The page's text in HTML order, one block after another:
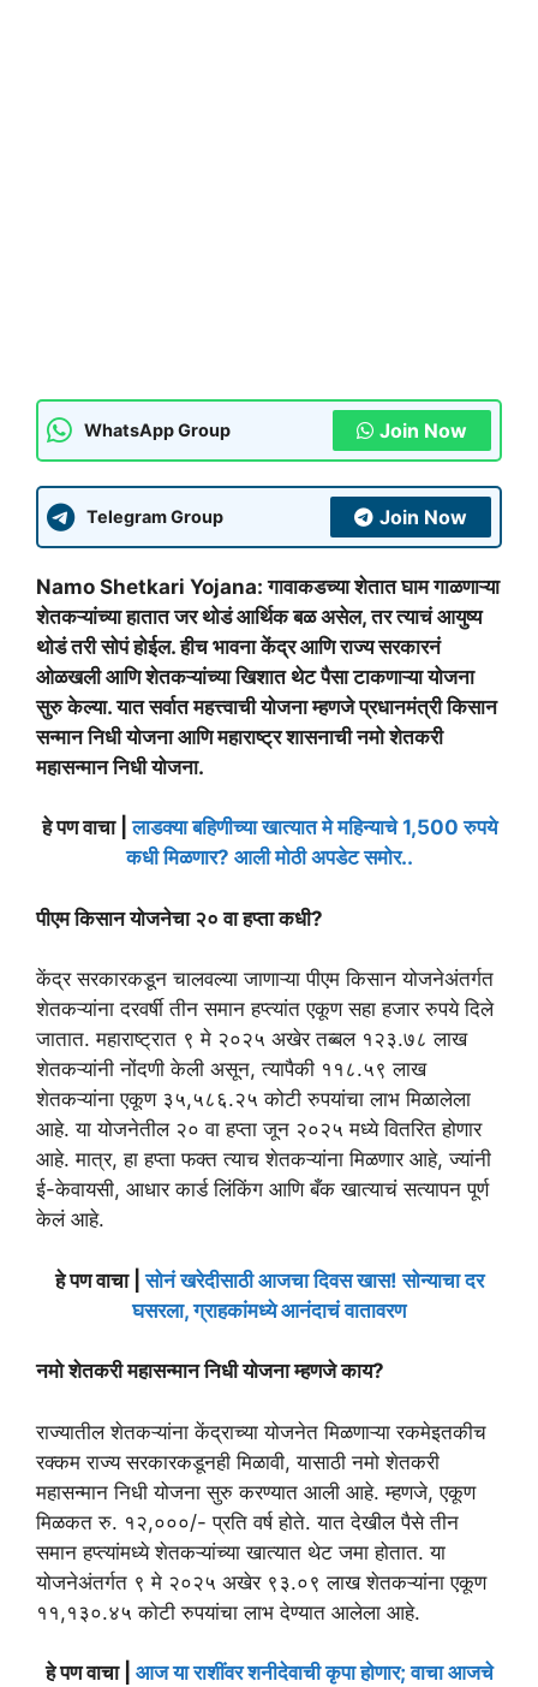
WhatsApp Group Join Now
Telegram Group Join Now
Namo Shetkari Yojana: गावाकडच्या शेतात घाम गाळणाऱ्या
शेतकऱ्यांच्या हातात जर थोडं आर्थिक बळ असेल, तर त्याचं आयुष्य
थोडं तरी सोपं होईल. हीच भावना केंद्र आणि राज्य सरकारनं
ओळखली आणि शेतकऱ्यांच्या खिशात थेट पैसा टाकणाऱ्या योजना
सुरु केल्या. यात सर्वात महत्त्वाची योजना म्हणजे प्रधानमंत्री किसान
सन्मान निधी योजना आणि महाराष्ट्र शासनाची नमो शेतकरी
महासन्मान निधी योजना.
हे पण वाचा |लाडक्या बहिणीच्या खात्यात मे महिन्याचे 1,500 रुपये
कधी मिळणार? आली मोठी अपडेट समोर..
पीएम किसान योजनेचा २० वा हप्ता कधी?
केंद्र सरकारकडून चालवल्या जाणाऱ्या पीएम किसान योजनेअंतर्गत
शेतकऱ्यांना दरवर्षी तीन समान हप्त्यांत एकूण सहा हजार रुपये दिले
जातात. महाराष्ट्रात ९ मे २०२५ अखेर तब्बल १२३.७८ लाख
शेतकऱ्यांनी नोंदणी केली असून, त्यापैकी ११८.५९ लाख
शेतकऱ्यांना एकूण ३५,५८६.२५ कोटी रुपयांचा लाभ मिळालेला
आहे. या योजनेतील २० वा हप्ता जून २०२५ मध्ये वितरित होणार
आहे. मात्र, हा हप्ता फक्त त्याच शेतकऱ्यांना मिळणार आहे, ज्यांनी
ई-केवायसी, आधार कार्ड लिंकिंग आणि बँक खात्याचं सत्यापन पूर्ण
केलं आहे.
हे पण वाचा |सोनं खरेदीसाठी आजचा दिवस खास! सोन्याचा दर
घसरला, ग्राहकांमध्ये आनंदाचं वातावरण
नमो शेतकरी महासन्मान निधी योजना म्हणजे काय?
राज्यातील शेतकऱ्यांना केंद्राच्या योजनेत मिळणाऱ्या रकमेइतकीच
रक्कम राज्य सरकारकडूनही मिळावी, यासाठी नमो शेतकरी
महासन्मान निधी योजना सुरु करण्यात आली आहे. म्हणजे, एकूण
मिळकत रु. १२,०००/- प्रति वर्ष होते. यात देखील पैसे तीन
समान हप्त्यांमध्ये शेतकऱ्यांच्या खात्यात थेट जमा होतात. या
योजनेअंतर्गत ९ मे २०२५ अखेर ९३.०९ लाख शेतकऱ्यांना एकूण
११,१३०.४५ कोटी रुपयांचा लाभ देण्यात आलेला आहे.
हे पण वाचा | आज या राशींवर शनीदेवाची कृपा होणार; वाचा आजचे